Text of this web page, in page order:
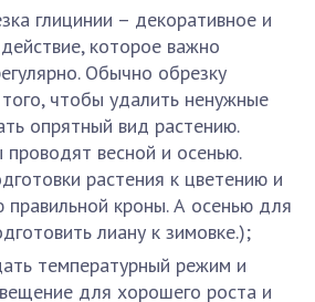
глицинии – декоративное и
которое важно
Обычно обрезку
чтобы удалить ненужные
опрятный вид растению.
проводят весной и осенью.
растения к цветению и
кроны. А осенью для
лиану к зимовке.);
температурный режим и
для хорошего роста и